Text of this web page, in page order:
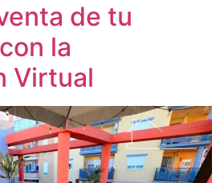
de tu
la
Virtual